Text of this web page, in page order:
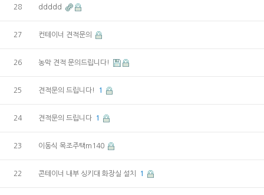
28 ddddd
27 컨테이너 견적문의
26 농막 견적 문의드립니다!
25 견적문의 드립니다! 1
24 견적문의 드립니다 1
23 이동식 목조주택m140
22 콘테이너 내부 싱키대 화장실 설치 1